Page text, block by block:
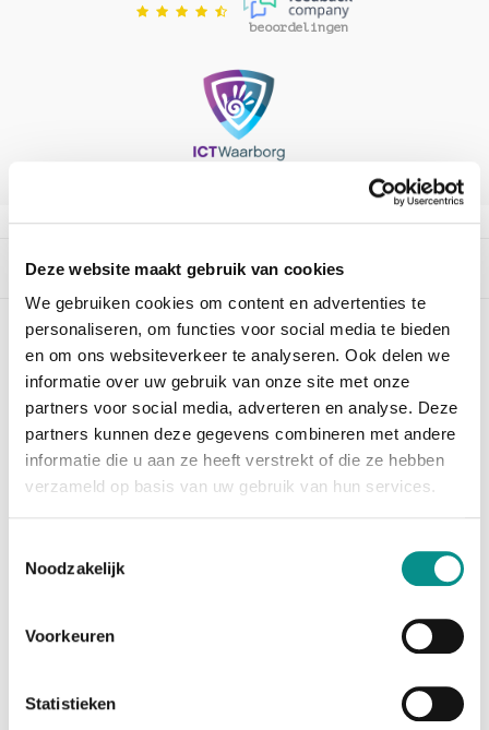
Deze website maakt gebruik van cookies
We gebruiken cookies om content en advertenties te
personaliseren, om functies voor social media te bieden
en om ons websiteverkeer te analyseren. Ook delen we
informatie over uw gebruik van onze site met onze
partners voor social media, adverteren en analyse. Deze
partners kunnen deze gegevens combineren met andere
informatie die u aan ze heeft verstrekt of die ze hebben
verzameld op basis van uw gebruik van hun services.
Noodzakelijk
Voorkeuren
Statistieken
beoordelingen
Beschrijving
OWC Envoy Pro FX 1TB SSD
Maak een grote stap vooruit met de OWC Envoy Pro FX
1TB. Aan te sluiten op computers met Thunderbolt 3,
Thunderbolt 3, USB-C & USB-A. Hij is zelfs te
verbinden met de iPad Pro, Chromebook en Surface
apparaten.
snelheden tot wel 2800MB/s. Of u opzoek bent naar
backups,
of het in-field bewerken van video bestanden. De
foto, grafische